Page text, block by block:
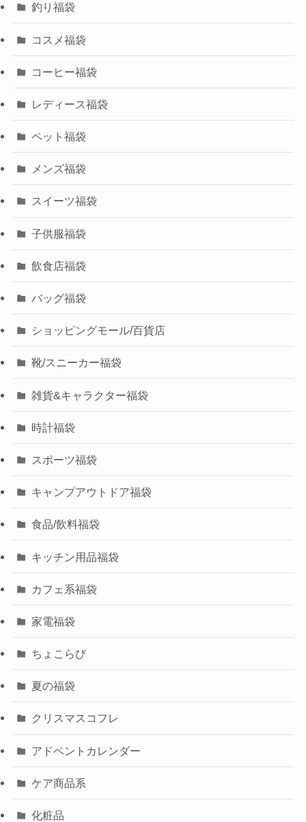
釣り福袋
コスメ福袋
コーヒー福袋
レディース福袋
ペット福袋
メンズ福袋
スイーツ福袋
子供服福袋
飲食店福袋
バッグ福袋
ショッピングモール/百貨店
靴/スニーカー福袋
雑貨&キャラクター福袋
時計福袋
スポーツ福袋
キャンプアウトドア福袋
食品/飲料福袋
キッチン用品福袋
カフェ系福袋
家電福袋
ちょこらび
夏の福袋
クリスマスコフレ
アドベントカレンダー
ケア商品系
化粧品